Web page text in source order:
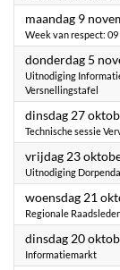
maandag 9
Week van respect:
donderdag 5
Uitnodiging
Versnellingstafel
dinsdag 27
Technische sessie
vrijdag 23
Uitnodiging
woensdag 21
Regionale
dinsdag 20
Informatiemarkt